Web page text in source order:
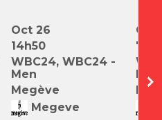
Oct 26
14h50
WBC24, WBC24 -
Men
Megève
Megeve
Oct